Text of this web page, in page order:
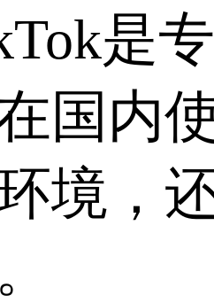
是专
国内
境，